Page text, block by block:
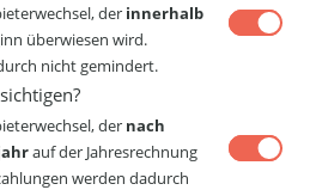
der innerhalb
überwiesen wird.
nicht gemindert.
der nach
auf der Jahresrechnung
werden dadurch